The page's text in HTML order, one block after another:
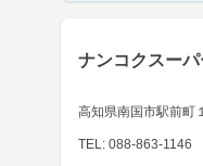
ナンコクスー
高知県南国市駅前町
TEL: 088-863-1146